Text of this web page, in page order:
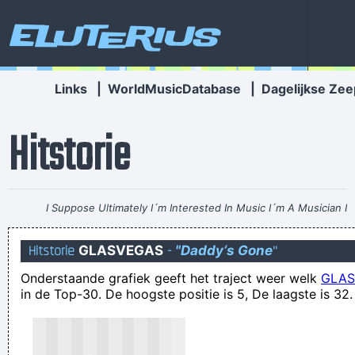
Eluterius
Links WorldMusicDatabase Dagelijkse
Hitstorie
I Suppose Ultimately I´m Interested In Music I´m A Musician I
´m Not A Gunslinger That´s The Difference Between What I
Do And What A Lot Of Guitar Heroes Do
Het gefluit op de tribunes van het Olympisch Stadion klinken
steeds luider, zeker wanneer Nielsen gaat liggen zonder een
Hitstorie GLASVEGAS - "Daddy‘s Gone"
Onderstaande grafiek geeft het traject weer welk
in de Top-30. De hoogste positie is 5, De laagste is 32.